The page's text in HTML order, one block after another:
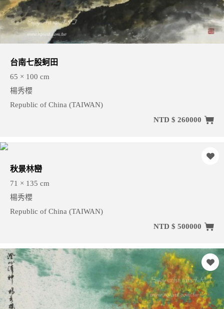
台南七股蚵田
65 × 100 cm
楊秀櫻
Republic of China (TAIWAN)
NTD $ 260000
秋景林巒
71 × 135 cm
楊秀櫻
Republic of China (TAIWAN)
NTD $ 500000